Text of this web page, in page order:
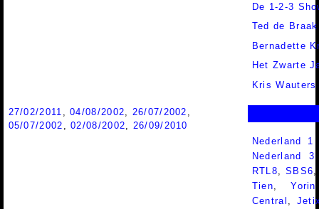
De 1-2-3
Ted de Braak
Bernadette
Het Zwarte
Kris Wauters
27/02/2011 ,04/08/2002, 26/07/2002 ,
05/07/2002 ,02/08/2002, 26/09/2010
Nederland 1
Nederland
RTL8 ,SBS6
Tien ,Yorin
Central